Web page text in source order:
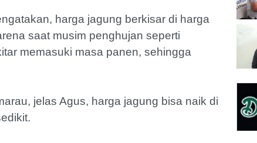
harga jagung berkisar di harga
saat musim penghujan seperti
memasuki masa panen, sehingga
jelas Agus, harga jagung bisa naik di